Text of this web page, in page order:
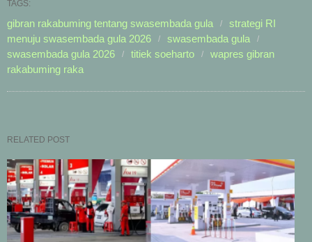
TAGS:
gibran rakabuming tentang swasembada gula
strategi RI
menuju swasembada gula 2026
swasembada gula
swasembada gula 2026
titiek soeharto
wapres gibran
rakabuming raka
RELATED POST